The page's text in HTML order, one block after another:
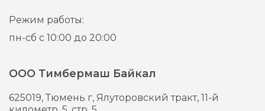
Режим работы:
пн-сб с 10:00 до 20:00
ООО Тимбермаш Байкал
625019,Тюмень г, Ялуторовский тракт, 11-й